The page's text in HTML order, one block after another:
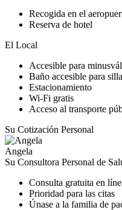
Recogida en el
Reserva de hotel
El Local
Accesible para
Baño accesible para
Estacionamiento
Wi-Fi gratis
Acceso al transporte
Su Cotización Personal
Angela
Su Consultora Personal de
Consulta gratuita en
Prioridad para las citas
Únase a la familia de